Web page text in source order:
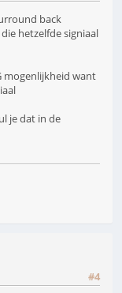
back
hetzelfde signiaal
mogenlijkheid want
je dat in de
#4